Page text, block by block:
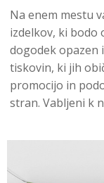
Na enem mestu
izdelkov, ki bodo
dogodek opazen
tiskovin, ki jih
promocijo in
stran. Vabljeni k